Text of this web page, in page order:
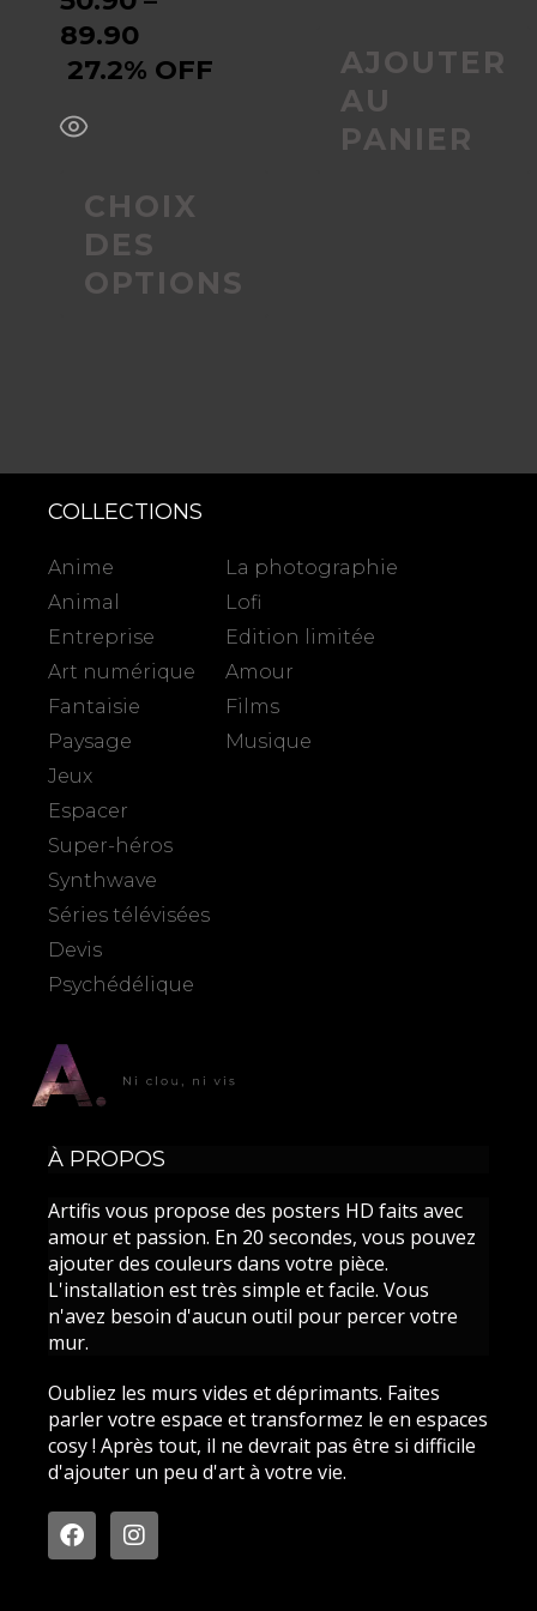
89.90
27.2% OFF
CHOIX
DES
OPTIONS
sur
la
page
du
produit
AJOUTER
AU
PANIER
À PROPOS
Artifis vous propose des posters HD faits avec
amour et passion. En 20 secondes, vous pouvez
ajouter des couleurs dans votre pièce.
L'installation est très simple et facile. Vous
n'avez besoin d'aucun outil pour percer votre
mur.
Oubliez les murs vides et déprimants. Faites
parler votre espace et transformez le en espaces
cosy ! Après tout, il ne devrait pas être si difficile
d'ajouter un peu d'art à votre vie.
F
a
c
I
n
s
COLLECTIONS
Anime
Animal
Entreprise
Art numérique
Fantaisie
Paysage
Jeux
La photographie
Lofi
Edition limitée
Amour
Films
Musique
Espacer
Super-héros
Synthwave
Séries télévisées
Devis
Psychédélique